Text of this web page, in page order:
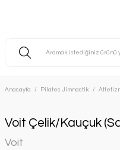
Anasayfa Pilates Jimnastik
Voit Çelik/Kauçuk
Voit